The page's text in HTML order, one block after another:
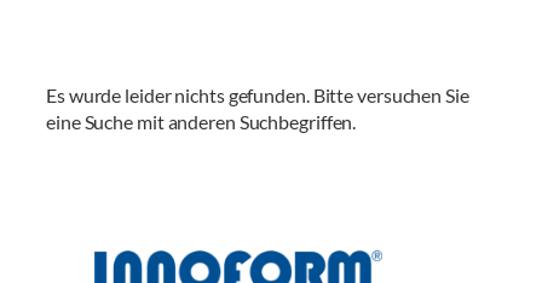
Es wurde leider nichts gefunden. Bitte versuchen Sie
eine Suche mit anderen Suchbegriffen.